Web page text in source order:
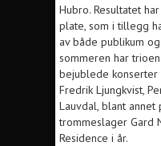
Hubro. Resultatet
plate, som i tillegg
av både publikum
sommeren har
bejublede konserter
Fredrik Ljungkvist,
Lauvdal, blant
trommeslager Gard
Residence i år.